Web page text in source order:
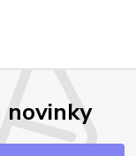
novinky